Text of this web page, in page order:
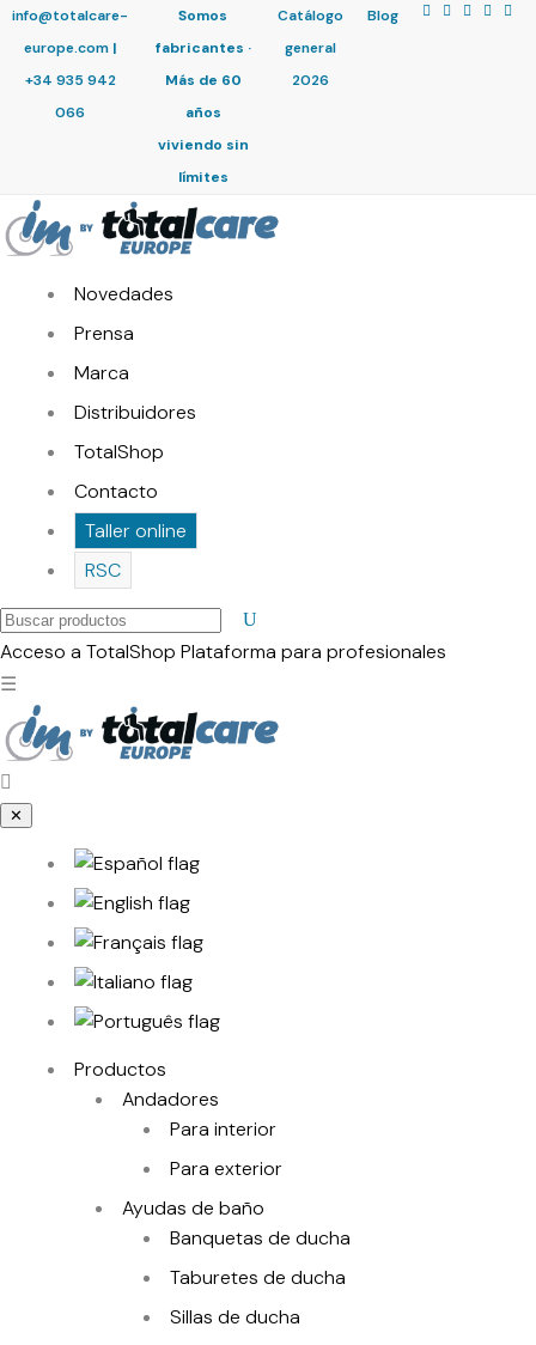
info@totalcare-
europe.com|
+34 935 942
066
Somos
fabricantes ·
Más de 60
años
viviendo sin
límites
Catálogo
general
2026
Blog
Novedades
Prensa
Marca
Distribuidores
TotalShop
Contacto
Taller online
RSC
Buscar
productos
Acceso a TotalShop Plataforma para profesionales
☰
✕
Productos
Andadores
Para interior
Para exterior
Ayudas de baño
Banquetas de ducha
Taburetes de ducha
Sillas de ducha